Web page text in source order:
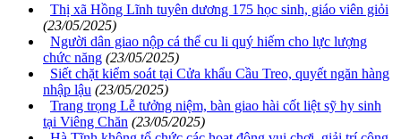
Thị xã Hồng Lĩnh tuyên dương 175 học sinh, giáo viên giỏi
(23/05/2025)
Người dân giao nộp cá thể cu li quý hiếm cho lực lượng
chức năng (23/05/2025)
Siết chặt kiểm soát tại Cửa khẩu Cầu Treo, quyết ngăn hàng
nhập lậu (23/05/2025)
Trang trọng Lễ tưởng niệm, bàn giao hài cốt liệt sỹ hy sinh
tại Viêng Chăn (23/05/2025)